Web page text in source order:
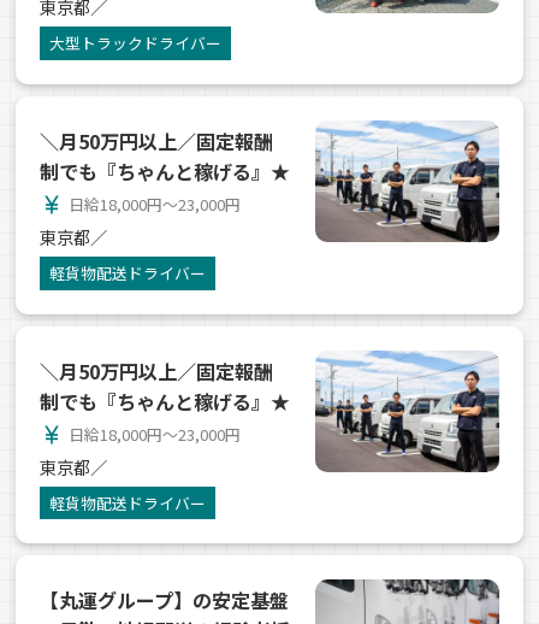
東京都／
大型トラックドライバー
＼月50万円以上／固定報酬
制でも『ちゃんと稼げる』★
currency_yen 日給18,000円～23,000円
東京都／
軽貨物配送ドライバー
＼月50万円以上／固定報酬
制でも『ちゃんと稼げる』★
currency_yen 日給18,000円～23,000円
東京都／
軽貨物配送ドライバー
【丸運グループ】の安定基盤